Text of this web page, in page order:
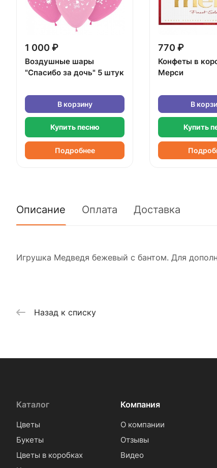
1 000 ₽
Воздушные шары
"Спасибо за дочь" 5 штук
В корзину
Купить песню
Подробнее
770 ₽
Конфеты в
Мерси
В
Купить
Описание Оплата Доставка
Игрушка Медведя бежевый с бантом. Для
Назад к списку
Каталог
Цветы
Букеты
Цветы в коробках
Компания
О компании
Отзывы
Видео